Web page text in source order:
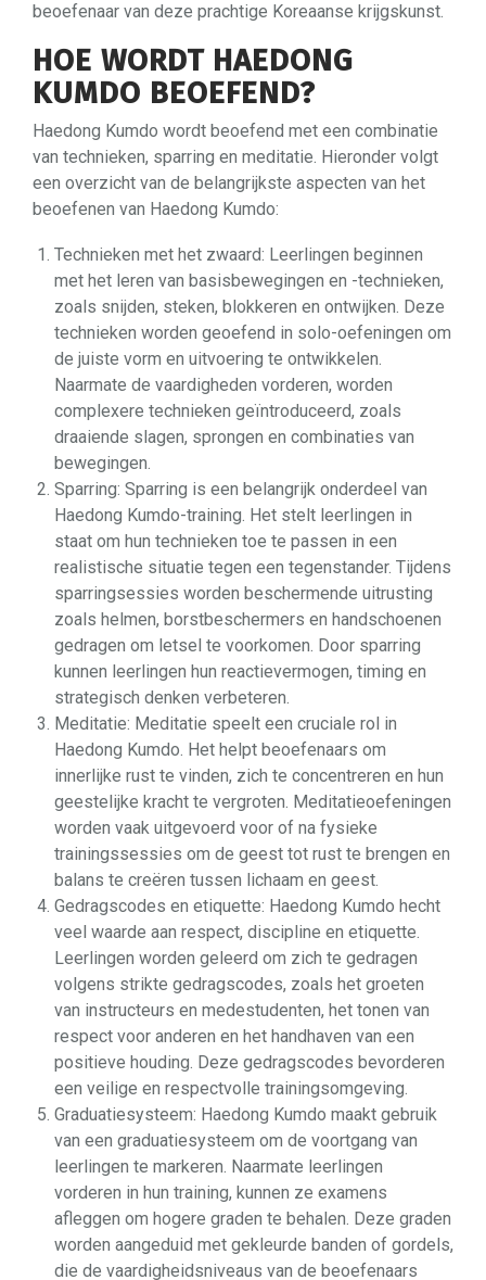
beoefenaar van deze prachtige Koreaanse krijgskunst.
HOE WORDT HAEDONG
KUMDO BEOEFEND?
Haedong Kumdo wordt beoefend met een combinatie
van technieken, sparring en meditatie. Hieronder volgt
een overzicht van de belangrijkste aspecten van het
beoefenen van Haedong Kumdo:
Technieken met het zwaard: Leerlingen beginnen
met het leren van basisbewegingen en -technieken,
zoals snijden, steken, blokkeren en ontwijken. Deze
technieken worden geoefend in solo-oefeningen om
de juiste vorm en uitvoering te ontwikkelen.
Naarmate de vaardigheden vorderen, worden
complexere technieken geïntroduceerd, zoals
draaiende slagen, sprongen en combinaties van
bewegingen.
Sparring: Sparring is een belangrijk onderdeel van
Haedong Kumdo-training. Het stelt leerlingen in
staat om hun technieken toe te passen in een
realistische situatie tegen een tegenstander. Tijdens
sparringsessies worden beschermende uitrusting
zoals helmen, borstbeschermers en handschoenen
gedragen om letsel te voorkomen. Door sparring
kunnen leerlingen hun reactievermogen, timing en
strategisch denken verbeteren.
Meditatie: Meditatie speelt een cruciale rol in
Haedong Kumdo. Het helpt beoefenaars om
innerlijke rust te vinden, zich te concentreren en hun
geestelijke kracht te vergroten. Meditatieoefeningen
worden vaak uitgevoerd voor of na fysieke
trainingssessies om de geest tot rust te brengen en
balans te creëren tussen lichaam en geest.
Gedragscodes en etiquette: Haedong Kumdo hecht
veel waarde aan respect, discipline en etiquette.
Leerlingen worden geleerd om zich te gedragen
volgens strikte gedragscodes, zoals het groeten
van instructeurs en medestudenten, het tonen van
respect voor anderen en het handhaven van een
positieve houding. Deze gedragscodes bevorderen
een veilige en respectvolle trainingsomgeving.
Graduatiesysteem: Haedong Kumdo maakt gebruik
van een graduatiesysteem om de voortgang van
leerlingen te markeren. Naarmate leerlingen
vorderen in hun training, kunnen ze examens
afleggen om hogere graden te behalen. Deze graden
worden aangeduid met gekleurde banden of gordels,
die de vaardigheidsniveaus van de beoefenaars